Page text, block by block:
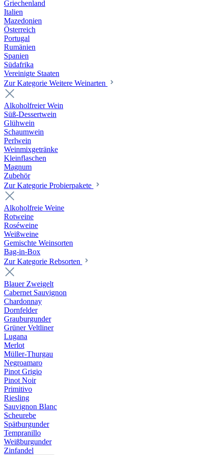
Griechenland
Italien
Mazedonien
Österreich
Portugal
Rumänien
Spanien
Südafrika
Vereinigte Staaten
Zur Kategorie Weitere Weinarten
Alkoholfreier Wein
Süß-Dessertwein
Glühwein
Schaumwein
Perlwein
Weinmixgetränke
Kleinflaschen
Magnum
Zubehör
Zur Kategorie Probierpakete
Alkoholfreie Weine
Rotweine
Roséweine
Weißweine
Gemischte Weinsorten
Bag-in-Box
Zur Kategorie Rebsorten
Blauer Zweigelt
Cabernet Sauvignon
Chardonnay
Dornfelder
Grauburgunder
Grüner Veltliner
Lugana
Merlot
Müller-Thurgau
Negroamaro
Pinot Grigio
Pinot Noir
Primitivo
Riesling
Sauvignon Blanc
Scheurebe
Spätburgunder
Tempranillo
Weißburgunder
Zinfandel